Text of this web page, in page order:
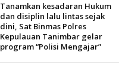
Tanamkan kesadaran Hukum
dan disiplin lalu lintas sejak
dini, Sat Binmas Polres
Kepulauan Tanimbar gelar
program “Polisi Mengajar”